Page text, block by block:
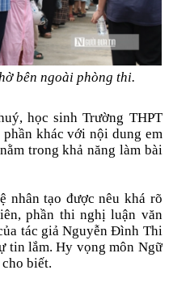
bên ngoài phòng thi.
học sinh Trường THPT
khác với nội dung em
trong khả năng làm bài
nhân tạo được nêu khá rõ
phần thi nghị luận văn
tác giả Nguyễn Đình Thi
tin lắm. Hy vọng môn Ngữ
biết.